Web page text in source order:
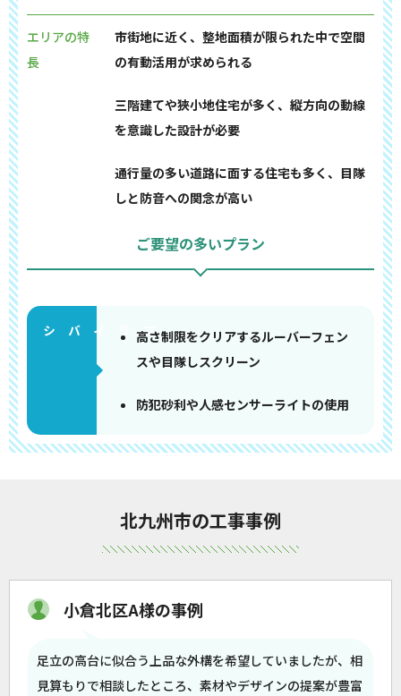
エリアの特
長
市街地に近く、整地面積が限られた中で空間
の有動活用が求められる
三階建てや狹小地住宅が多く、縦方向の動線
を意識した設計が必要
通行量の多い道路に面する住宅も多く、目隊
しと防音への関念が高い
ご要望の多いプラン
高さ制限をクリアするルーバーフェン
スや目隊しスクリーン
防犯砂利や人感センサーライトの使用
北九州市の工事事例
小倉北区A様の事例
足立の高台に似合う上品な外構を希望していましたが、相
見算もりで相談したところ、素材やデザインの提案が豊富